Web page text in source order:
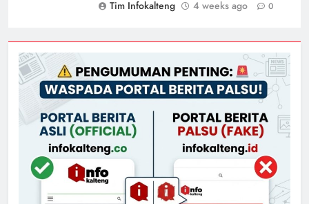
Tim Infokalteng
4 weeks ago 0